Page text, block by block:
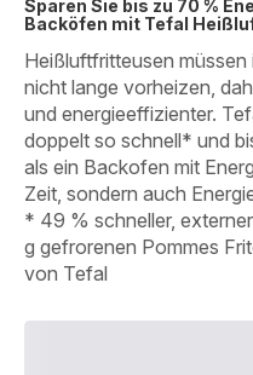
Sparen Sie bis zu 70 %
Backöfen mit Tefal
Heißluftfritteusen
nicht lange vorheizen,
und energieeffizienter.
doppelt so schnell* und
als ein Backofen mit
Zeit, sondern auch
* 49 % schneller,
g gefrorenen Pommes
von Tefal